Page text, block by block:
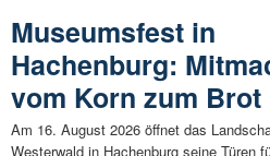
Museumsfest in
Hachenburg:
vom Korn zum Brot
Am 16. August 2026 öffnet das
Westerwald in Hachenburg seine Türen